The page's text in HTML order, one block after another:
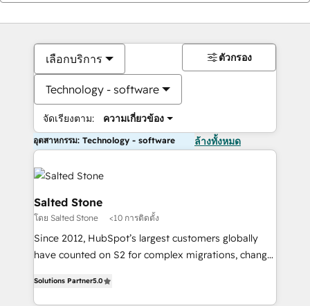
เลือกบริการ
Technology - software
จัดเรียงตาม: ความเกี่ยวข้อง
ตัวกรอง
อุตสาหกรรม: Technology - software ล้างทั้งหมด
Salted Stone
โดย Salted Stone <10 การติดตั้ง
Since 2012, HubSpot’s largest customers globally
have counted on S2 for complex migrations, change
solutions that deliver measurable impact and
Solutions Partner5.0